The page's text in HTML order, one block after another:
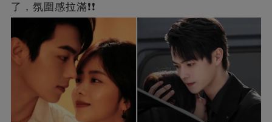
了，氛圍感拉滿❗❗